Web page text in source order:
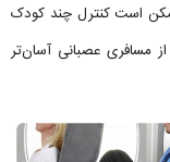
است کنترل چند کودک
از مسافری عصبانی آسان‌تر